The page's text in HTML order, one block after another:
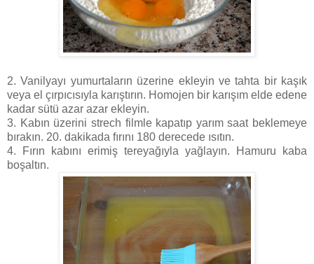
2. Vanilyayı yumurtaların üzerine ekleyin ve tahta bir kaşık
veya el çırpıcısıyla karıştırın. Homojen bir karışım elde edene
kadar sütü azar azar ekleyin.
3. Kabın üzerini strech filmle kapatıp yarım saat beklemeye
bırakın. 20. dakikada fırını 180 derecede ısıtın.
4. Fırın kabını erimiş tereyağıyla yağlayın. Hamuru kaba
boşaltın.